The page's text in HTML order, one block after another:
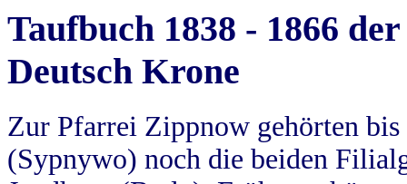
Taufbuch 1838 - 1866
Deutsch Krone
Zur Pfarrei Zippnow gehörten
(Sypnywo) noch die beiden